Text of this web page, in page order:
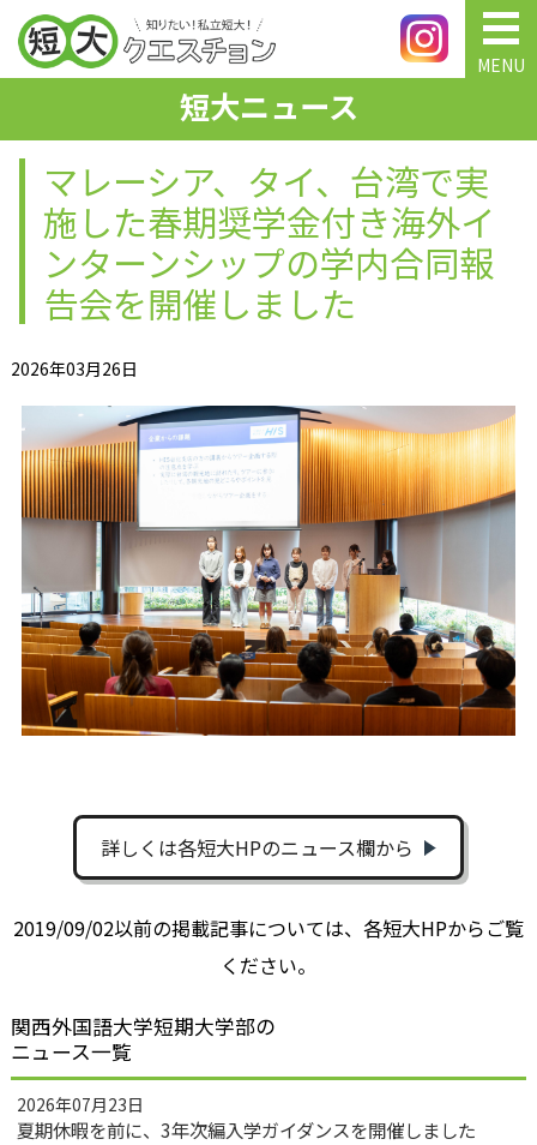
MENU
短大ニュース
マレーシア、タイ、台湾で実
施した春期奨学金付き海外イ
ンターンシップの学内合同報
告会を開催しました
2026年03月26日
詳しくは各短大HPのニュース欄から
2019/09/02以前の掲載記事については、各短大HPからご覧
ください。
関西外国語大学短期大学部の
ニュース一覧
2026年07月23日
夏期休暇を前に、3年次編入学ガイダンスを開催しました